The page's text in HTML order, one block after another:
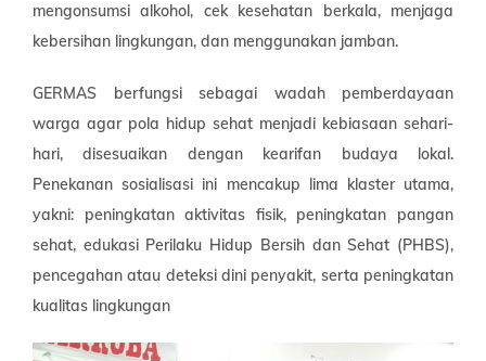
mengonsumsi alkohol, cek kesehatan berkala, menjaga
kebersihan lingkungan, dan menggunakan jamban.
GERMAS berfungsi sebagai wadah pemberdayaan
warga agar pola hidup sehat menjadi kebiasaan sehari-
hari, disesuaikan dengan kearifan budaya lokal.
Penekanan sosialisasi ini mencakup lima klaster utama,
yakni: peningkatan aktivitas fisik, peningkatan pangan
sehat, edukasi Perilaku Hidup Bersih dan Sehat (PHBS),
pencegahan atau deteksi dini penyakit, serta peningkatan
kualitas lingkungan